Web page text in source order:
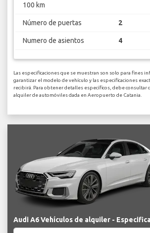
100 km
Número de puertas 2
Numero de asientos 4
Las especificaciones que se muestran son solo para fines
garantizar el modelo de vehículo y las especificaciones
recibirá. Para obtener detalles específicos, debe consultar
alquiler de automóviles dada en Aeropuerto de Catania.
Audi A6 Vehículos de alquiler -